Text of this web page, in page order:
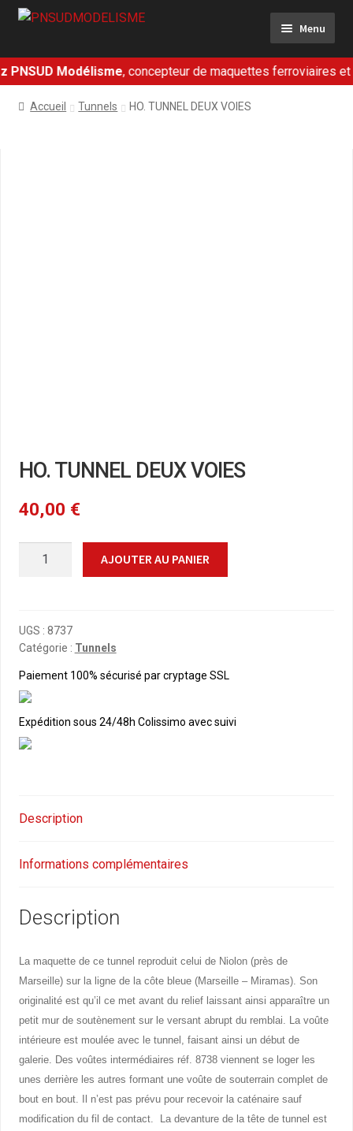
Aller
navigation
Aller
Menu
Ferroviaire
Modélisme, concepteur de maquettes ferroviaires et
Accueil Tunnels HO. TUNNEL DEUX VOIES
HO. TUNNEL DEUX VOIES
40,00 €
quantité
DEUX
VOIES
AJOUTER AU PANIER
UGS : 8737
Catégorie : Tunnels
Paiement 100% sécurisé par cryptage SSL
Expédition sous 24/48h Colissimo avec suivi
Description
Informations complémentaires
Description
La maquette de ce tunnel reproduit celui de Niolon (près de
Marseille) sur la ligne de la côte bleue (Marseille – Miramas). Son
originalité est qu’il ce met avant du relief laissant ainsi apparaître un
petit mur de soutènement sur le versant abrupt du remblai. La voûte
intérieure est moulée avec le tunnel, faisant ainsi un début de
galerie. Des voûtes intermédiaires réf. 8738 viennent se loger les
unes derrière les autres formant une voûte de souterrain complet de
bout en bout. Il n’est pas prévu pour recevoir la caténaire sauf
modification du fil de contact. La devanture de la tête de tunnel est